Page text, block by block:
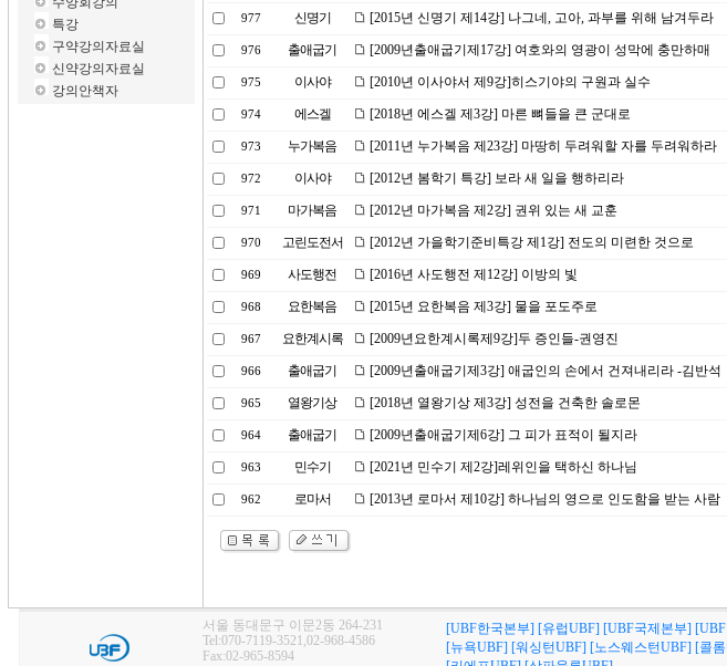
특강
구약강의자료실
신약강의자료실
강의안책자
977 신명기 [2015년 신명기 제14강] 나그네, 고아, 과부를 위해 남겨두라
976 출애굽기 [2009년출애굽기제17강] 여호와의 영광이 성막에 충만하매
975 이사야 [2010년 이사야서 제9강]히스기야의 구원과 실수
974 에스겔 [2018년 에스겔 제3강] 마른 뼈들을 큰 군대로
973 누가복음 [2011년 누가복음 제23강] 마땅히 두려워할 자를 두려워하라
972 이사야 [2012년 봄학기 특강] 보라 새 일을 행하리라
971 마가복음 [2012년 마가복음 제2강] 권위 있는 새 교훈
970 고린도전서 [2012년 가을학기준비특강 제1강] 전도의 미련한 것으로
969 사도행전 [2016년 사도행전 제12강] 이방의 빛
968 요한복음 [2015년 요한복음 제3강] 물을 포도주로
967 요한계시록 [2009년요한계시록제9강]두 증인들-권영진
966 출애굽기 [2009년출애굽기제3강] 애굽인의 손에서 건져내리라 -김반석
965 열왕기상 [2018년 열왕기상 제3강] 성전을 건축한 솔로몬
964 출애굽기 [2009년출애굽기제6강] 그 피가 표적이 될지라
963 민수기 [2021년 민수기 제2강]레위인을 택하신 하나님
962 로마서 [2013년 로마서 제10강] 하나님의 영으로 인도함을 받는 사람
서울 동대문구 이문2동 264-231
Tel:070-7119-3521,02-968-4586
Fax:02-965-8594
[UBF한국본부] [유럽UBF] [UBF국제본부]
[뉴욕UBF] [워싱턴UBF] [노스웨스턴UBF] [콜